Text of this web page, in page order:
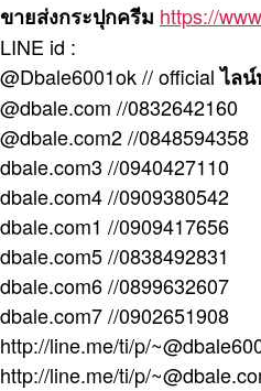
ขายส่งกระปุกครีม https://
LINE id :
@Dbale6001ok // officialไล
@dbale.com //0832642160
@dbale.com2 //0848594358
dbale.com3 //0940427110
dbale.com4 //0909380542
dbale.com1 //0909417656
dbale.com5 //0838492831
dbale.com6 //0899632607
dbale.com7 //0902651908
http://line.me/ti/p/
http://line.me/ti/p/